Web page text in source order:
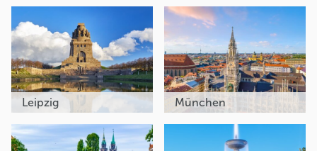
Leipzig München